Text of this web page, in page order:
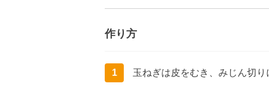
作り方
1 玉ねぎは皮をむき、みじん切り